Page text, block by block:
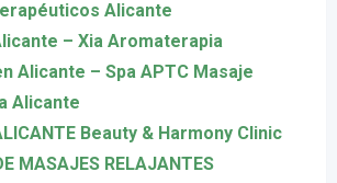
Alicante
– Xia Aromaterapia
Alicante – Spa APTC Masaje
Alicante
Beauty & Harmony Clinic
MASAJES RELAJANTES